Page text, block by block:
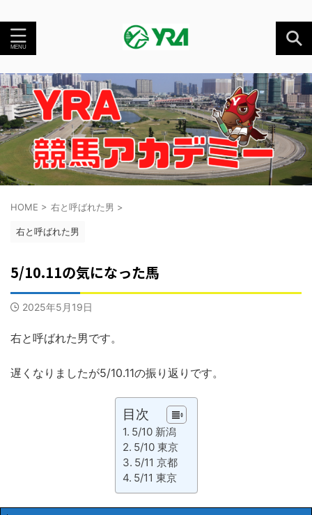
HOME > 右と呼ばれた男 >
右と呼ばれた男
5/10.11の気になった馬
2025年5月19日
右と呼ばれた男です。
遅くなりましたが5/10.11の振り返りです。
目次
5/10 新潟
5/10 東京
5/11 京都
5/11 東京